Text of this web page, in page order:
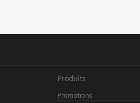
Produits
Promotions